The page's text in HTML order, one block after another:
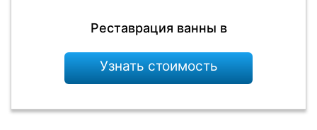
Реставрация ванны в
Узнать стоимость